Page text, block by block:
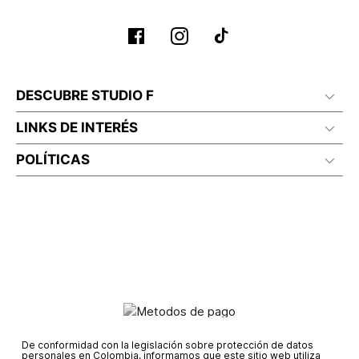
DESCUBRE STUDIO F
LINKS DE INTERÉS
POLÍTICAS
De conformidad con la legislación sobre protección de datos
personales en Colombia, informamos que este sitio web utiliza